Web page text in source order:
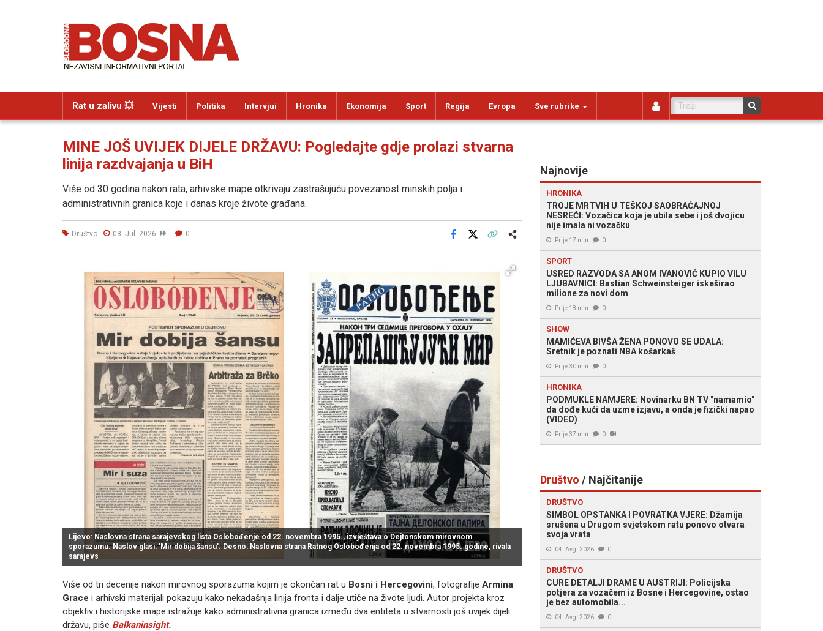
Rat u zalivu 💥 Vijesti Politika Intervjui Hronika Ekonomija Sport Regija Evropa Sve rubrike
MINE JOŠ UVIJEK DIJELE DRŽAVU: Pogledajte gdje prolazi stvarna
linija razdvajanja u BiH
Više od 30 godina nakon rata, arhivske mape otkrivaju zastrašujuću povezanost minskih polja i
administrativnih granica koje i danas kroje živote građana.
Društvo 08. Jul. 2026 0
Facebook
Lijevo: Naslovna strana sarajevskog lista Oslobođenje od 22. novembra 1995., izvještava o Dejtonskom mirovnom
sporazumu. Naslov glasi: 'Mir dobija šansu'. Desno: Naslovna strana Ratnog Oslobođenja od 22. novembra 1995. godine, rivala
sarajevs
Više od tri decenije nakon mirovnog sporazuma kojim je okončan rat u Bosni i Hercegovini, fotografije Armina
Grace i arhivski materijali pokazuju kako nekadašnja linija fronta i dalje utiče na živote ljudi. Autor projekta kroz
objektiv i historijske mape istražuje kako administrativna granica između dva entiteta u stvarnosti još uvijek dijeli
državu, piše Balkaninsight.
Najnovije
HRONIKA
TROJE MRTVIH U TEŠKOJ SAOBRAĆAJNOJ
NESREĆI: Vozačica koja je ubila sebe i još dvojicu
nije imala ni vozačku
Prije 17 min 0
SPORT
USRED RAZVODA SA ANOM IVANOVIĆ KUPIO VILU
LJUBAVNICI: Bastian Schweinsteiger iskeširao
milione za novi dom
Prije 18 min 0
SHOW
MAMIĆEVA BIVŠA ŽENA PONOVO SE UDALA:
Sretnik je poznati NBA košarkaš
Prije 30 min 0
HRONIKA
PODMUKLE NAMJERE: Novinarku BN TV "namamio"
da dođe kući da uzme izjavu, a onda je fizički napao
(VIDEO)
Prije 37 min 0
Društvo / Najčitanije
DRUŠTVO
SIMBOL OPSTANKA I POVRATKA VJERE: Džamija
srušena u Drugom svjetskom ratu ponovo otvara
svoja vrata
04. Avg. 2026 0
DRUŠTVO
CURE DETALJI DRAME U AUSTRIJI: Policijska
potjera za vozačem iz Bosne i Hercegovine, ostao
je bez automobila...
04. Avg. 2026 0